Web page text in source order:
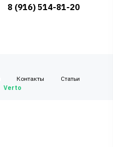
8 (916) 514-81-20
Контакты
Статьи
Verto